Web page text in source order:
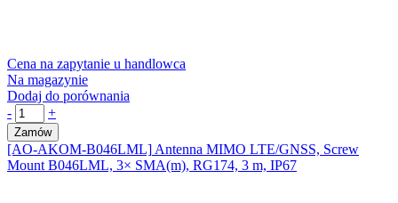
Cena na zapytanie u handlowca
Na magazynie
Dodaj do porównania
-
+
Zamów
[AO-AKOM-B046LML] Antenna MIMO LTE/GNSS, Screw
Mount B046LML, 3× SMA(m), RG174, 3 m, IP67